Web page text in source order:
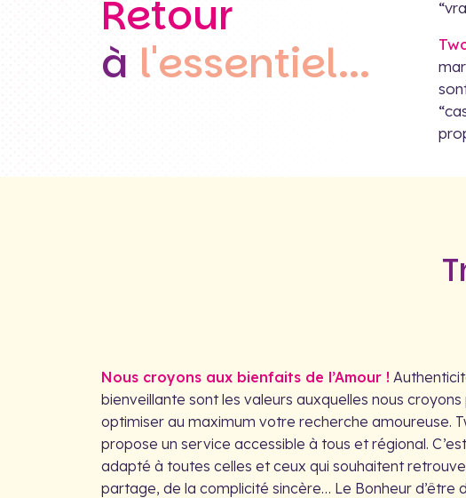
Retour
à l'essentiel...
Nous croyons aux bienfaits de l’Amour !
bienveillante sont les valeurs auxquelles nous croyons
optimiser au maximum votre recherche amoureuse.
propose un service accessible à tous et régional.
adapté à toutes celles et ceux qui souhaitent
partage, de la complicité sincère… Le Bonheur d’être